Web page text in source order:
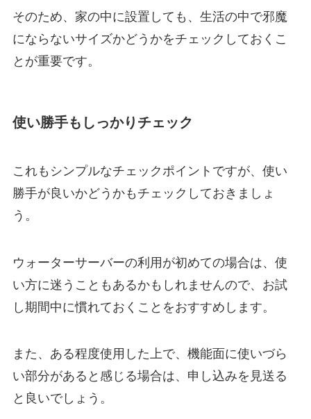
そのため、家の中に設置しても、生活の中で邪魔
にならないサイズかどうかをチェックしておくこ
とが重要です。
使い勝手もしっかりチェック
これもシンプルなチェックポイントですが、使い
勝手が良いかどうかもチェックしておきましょ
う。
ウォーターサーバーの利用が初めての場合は、使
い方に迷うこともあるかもしれませんので、お試
し期間中に慣れておくことをおすすめします。
また、ある程度使用した上で、機能面に使いづら
い部分があると感じる場合は、申し込みを見送る
と良いでしょう。